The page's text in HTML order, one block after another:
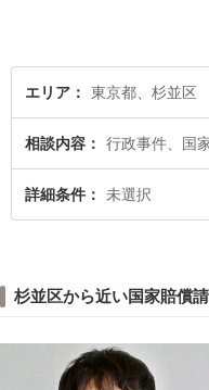
にな
エリア 東京都、杉並区
相談内容 行政事件、国
詳細条件 未選択
杉並区から近い国家賠償